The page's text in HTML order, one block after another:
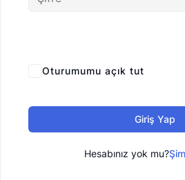
Oturumumu açık tut
Giriş Yap
Hesabınız yok mu?